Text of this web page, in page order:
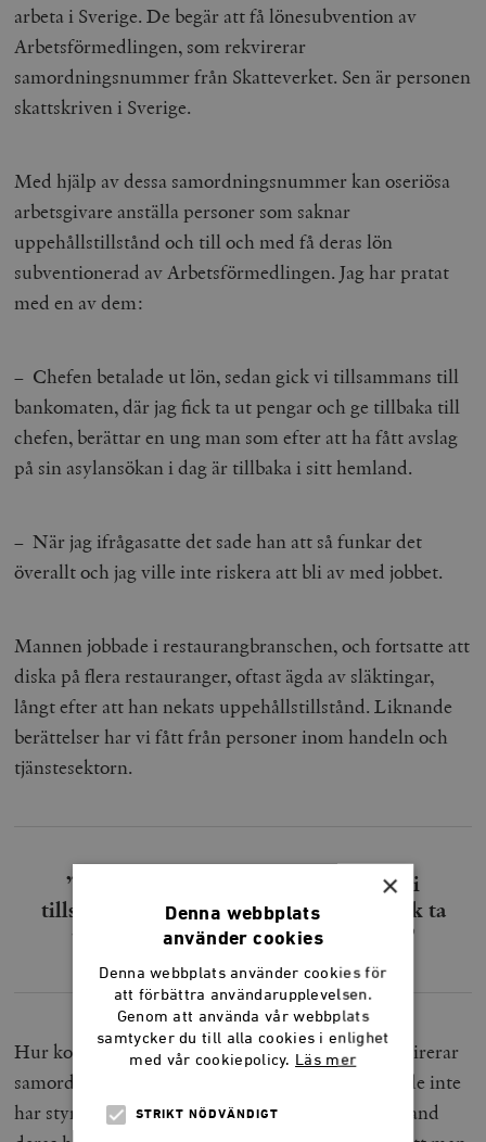
arbeta i Sverige. De begär att få lönesubvention av
Arbetsförmedlingen, som rekvirerar
samordningsnummer från Skatteverket. Sen är personen
skattskriven i Sverige.
Med hjälp av dessa samordningsnummer kan oseriösa
arbetsgivare anställa personer som saknar
uppehållstillstånd och till och med få deras lön
subventionerad av Arbetsförmedlingen. Jag har pratat
med en av dem:
– Chefen betalade ut lön, sedan gick vi tillsammans till
bankomaten, där jag fick ta ut pengar och ge tillbaka till
chefen, berättar en ung man som efter att ha fått avslag
på sin asylansökan i dag är tillbaka i sitt hemland.
– När jag ifrågasatte det sade han att så funkar det
överallt och jag ville inte riskera att bli av med jobbet.
Mannen jobbade i restaurangbranschen, och fortsatte att
diska på flera restauranger, oftast ägda av släktingar,
långt efter att han nekats uppehållstillstånd. Liknande
berättelser har vi fått från personer inom handeln och
tjänstesektorn.
”Chefen betalade ut lön, sedan gick vi
tillsammans till bankomaten, där jag fick ta
ut pengar och ge tillbaka till chefen.”
Hur kommer det sig att Arbetsförmedlingen rekvirerar
samordningsnummer från Skatteverket trots att de inte
har styrkt identiteten? ”Det finns en osäkerhet bland
×
Denna webbplats
använder cookies
Denna webbplats använder cookies för
att förbättra användarupplevelsen.
Genom att använda vår webbplats
samtycker du till alla cookies i enlighet
med vår cookiepolicy. Läs mer
STRIKT NÖDVÄNDIGT